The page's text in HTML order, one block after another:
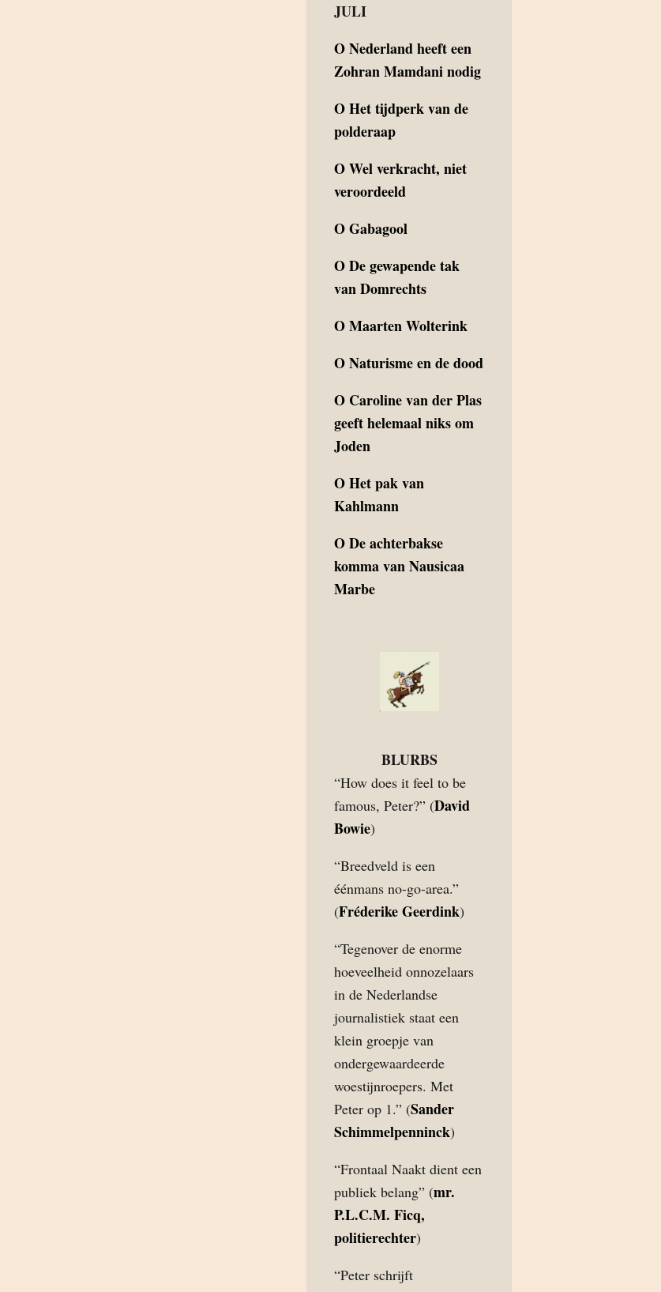
JULI
ONederland heeft een
Zohran Mamdani nodig
OHet tijdperk van de
polderaap
OWel verkracht, niet
veroordeeld
OGabagool
ODe gewapende tak
van Domrechts
OMaarten Wolterink
ONaturisme en de dood
O Caroline van der Plas
geeft helemaal niks om
Joden
OHet pak van
Kahlmann
ODe achterbakse
komma van Nausicaa
Marbe
BLURBS
“How does it feel to be
famous, Peter?” (David
Bowie)
“Breedveld is een
éénmans no-go-area.”
(Fréderike Geerdink)
“Tegenover de enorme
hoeveelheid onnozelaars
in de Nederlandse
journalistiek staat een
klein groepje van
ondergewaardeerde
woestijnroepers. Met
Peter op 1.” (Sander
Schimmelpenninck)
“Frontaal Naakt dient een
publiek belang” (mr.
P.L.C.M. Ficq,
politierechter)
“Peter schrijft